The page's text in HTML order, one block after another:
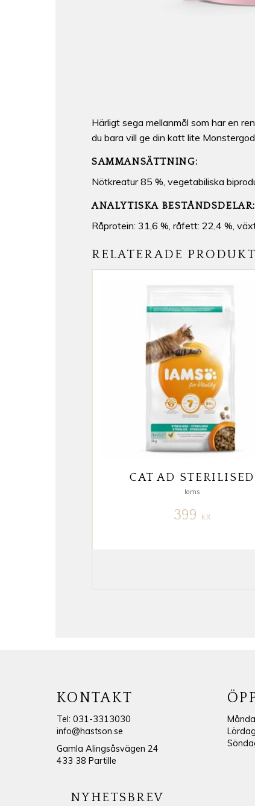
Härligt sega mellanmål som har en
du bara vill ge din katt lite
SAMMANSÄTTNING:
Nötkreatur 85 %, vegetabiliska
ANALYTISKA BESTÅNDSDELAR:
Råprotein: 31,6 %, råfett: 22,4 %,
RELATERADE
CAT AD STERILISED
Iams
399 KR
KONTAKT
Tel: 031-3313030
info@hastson.se
Gamla Alingsåsvägen 24
433 38 Partille
NYHETSBREV